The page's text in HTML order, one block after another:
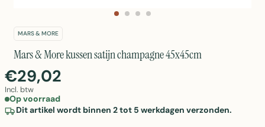
MARS & MORE
Mars & More kussen satijn champagne 45x45cm
€29,02
Incl. btw
Op voorraad
Dit artikel wordt binnen 2 tot 5 werkdagen verzonden.